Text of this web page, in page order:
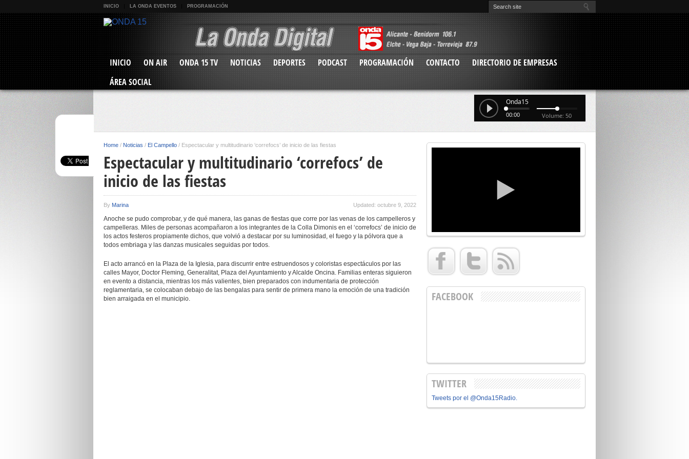
INICIO LA ONDA EVENTOS PROGRAMACIÓN
INICIO ON AIR ONDA 15 TV NOTICIAS DEPORTES PODCAST PROGRAMACIÓN CONTACTO
DIRECTORIO DE EMPRESAS
ÁREA SOCIAL
Onda15
00:00 Volume: 50
Home / Noticias / El Campello / Espectacular y multitudinario ‘correfocs’ de inicio de las fiestas
Espectacular y multitudinario ‘correfocs’ de
inicio de las fiestas
By Marina Updated: octubre 9, 2022
Anoche se pudo comprobar, y de qué manera, las ganas de fiestas que corre por las venas de los campelleros y
campelleras. Miles de personas acompañaron a los integrantes de la Colla Dimonis en el ‘correfocs’ de inicio de
los actos festeros propiamente dichos, que volvió a destacar por su luminosidad, el fuego y la pólvora que a
todos embriaga y las danzas musicales seguidas por todos.
El acto arrancó en la Plaza de la Iglesia, para discurrir entre estruendosos y coloristas espectáculos por las
calles Mayor, Doctor Fleming, Generalitat, Plaza del Ayuntamiento y Alcalde Oncina. Familias enteras siguieron
en evento a distancia, mientras los más valientes, bien preparados con indumentaria de protección
reglamentaria, se colocaban debajo de las bengalas para sentir de primera mano la emoción de una tradición
bien arraigada en el municipio.
FACEBOOK
TWITTER
Tweets por el @Onda15Radio.